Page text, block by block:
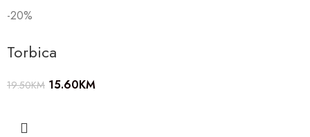
-20%
Torbica
19.50KM 15.60KM